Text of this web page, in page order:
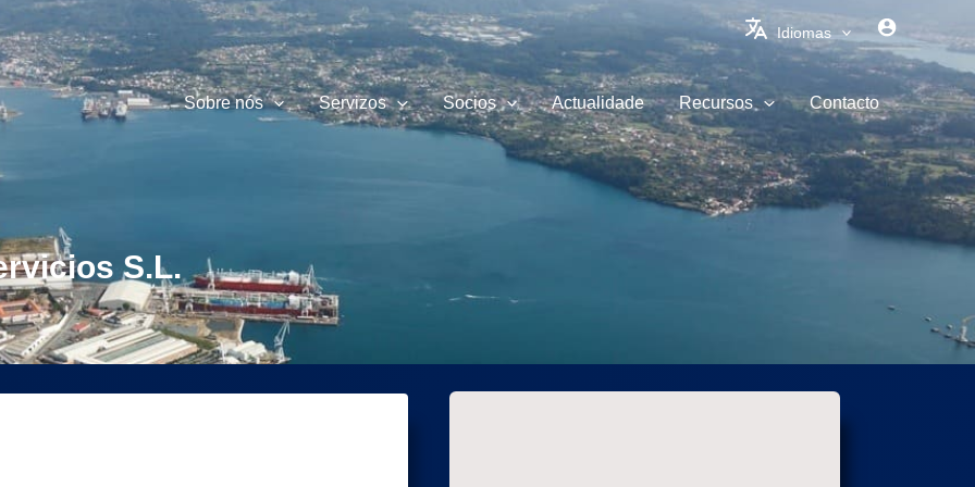
Idiomas
Sobre nós Servizos Socios Actualidade Recursos Contacto
S.L.